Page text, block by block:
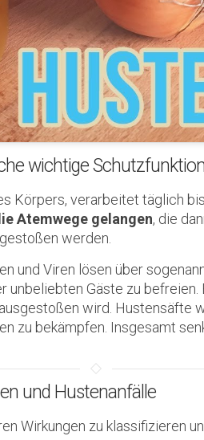
wichtige
Körpers, verarbeitet täglich
Atemwege gelangen, die
werden.
und Viren lösen über
Gäste zu befreien.
ausgestoßen wird. Hustensäfte
zu bekämpfen. Insgesamt
und Hustenanfälle
Wirkungen zu klassifizieren